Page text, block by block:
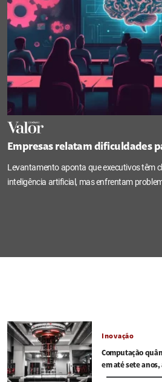
Empresas relatam dificuldades
Levantamento aponta que executivos têm
inteligência artificial, mas enfrentam
Inovação
Computação
em até sete